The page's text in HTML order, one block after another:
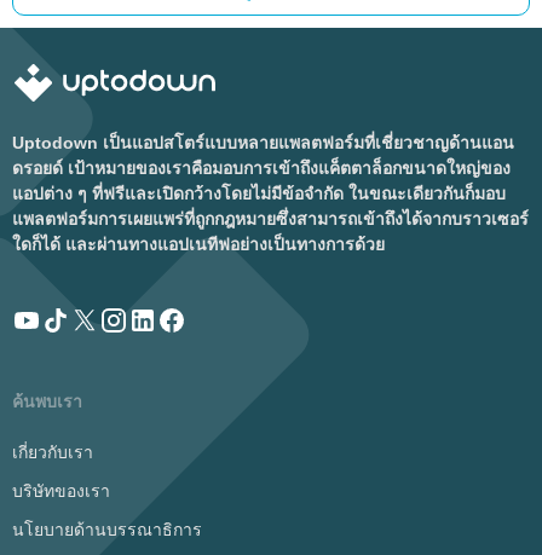
Uptodown เป็นแอปสโตร์แบบหลายแพลตฟอร์มที่เชี่ยวชาญด้านแอน
ดรอยด์ เป้าหมายของเราคือมอบการเข้าถึงแค็ตตาล็อกขนาดใหญ่ของ
แอปต่าง ๆ ที่ฟรีและเปิดกว้างโดยไม่มีข้อจำกัด ในขณะเดียวกันก็มอบ
แพลตฟอร์มการเผยแพร่ที่ถูกกฎหมายซึ่งสามารถเข้าถึงได้จากบราวเซอร์
ใดก็ได้ และผ่านทางแอปเนทีฟอย่างเป็นทางการด้วย
ค้นพบเรา
เกี่ยวกับเรา
บริษัทของเรา
นโยบายด้านบรรณาธิการ